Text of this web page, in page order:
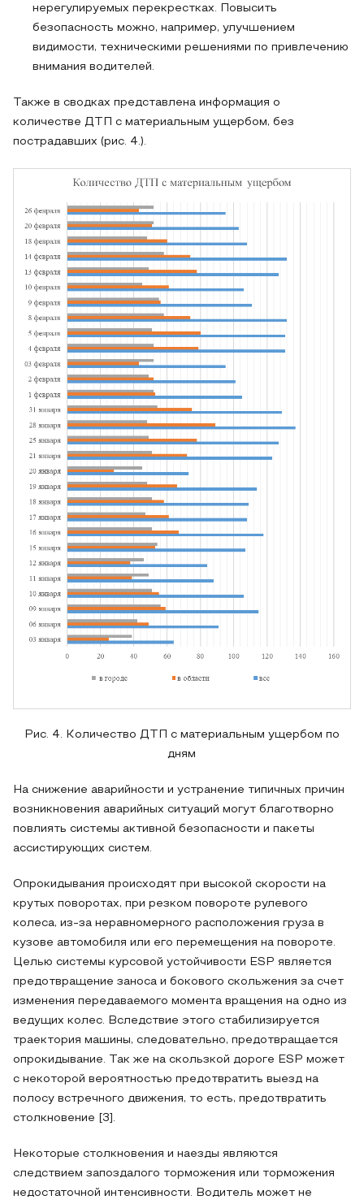
нерегулируемых перекрестках. Повысить
безопасность можно, например, улучшением
видимости, техническими решениями по привлечению
внимания водителей.
Также в сводках представлена информация о
количестве ДТП с материальным ущербом, без
пострадавших (рис. 4.).
Рис. 4. Количество ДТП с материальным ущербом по
дням
На снижение аварийности и устранение типичных причин
возникновения аварийных ситуаций могут благотворно
повлиять системы активной безопасности и пакеты
ассистирующих систем.
Опрокидывания происходят при высокой скорости на
крутых поворотах, при резком повороте рулевого
колеса, из-за неравномерного расположения груза в
кузове автомобиля или его перемещения на повороте.
Целью системы курсовой устойчивости ESP является
предотвращение заноса и бокового скольжения за счет
изменения передаваемого момента вращения на одно из
ведущих колес. Вследствие этого стабилизируется
траектория машины, следовательно, предотвращается
опрокидывание. Так же на скользкой дороге ESP может
с некоторой вероятностью предотвратить выезд на
полосу встречного движения, то есть, предотвратить
столкновение [3].
Некоторые столкновения и наезды являются
следствием запоздалого торможения или торможения
недостаточной интенсивности. Водитель может не